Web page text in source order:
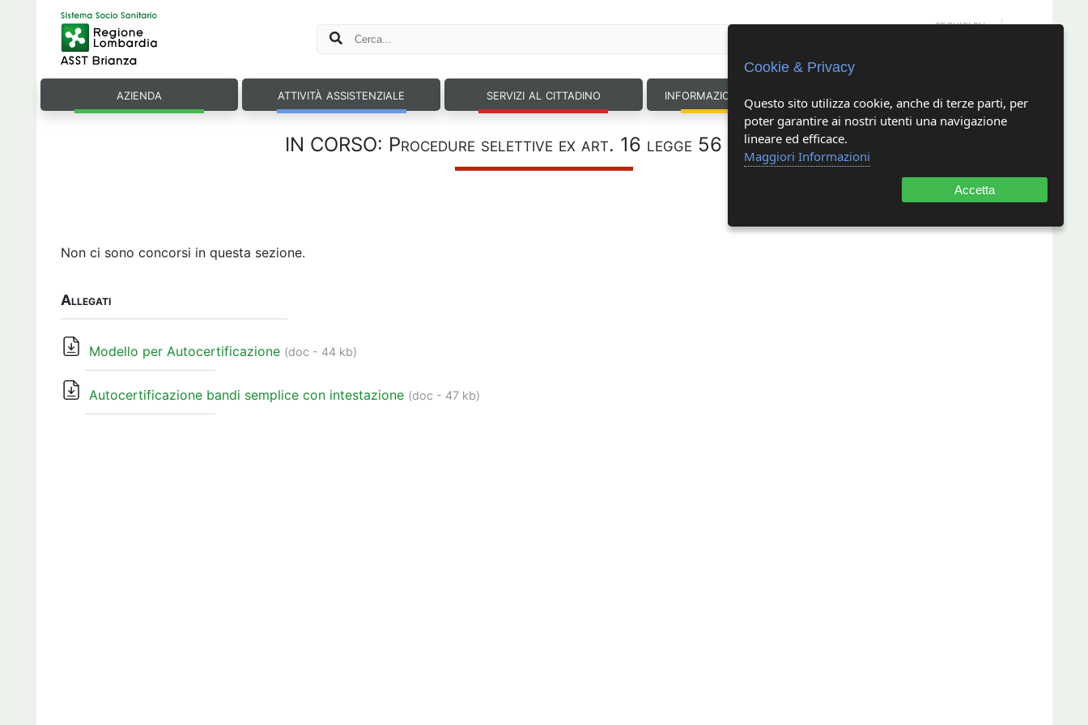
SEGUICI SU
azienda attività assistenziale servizi al cittadino informazioni e modulistica
IN CORSO: Procedure selettive ex art. 16 legge 56 del 1987
Non ci sono concorsi in questa sezione.
Allegati
Modello per Autocertificazione (doc - 44 kb)
Autocertificazione bandi semplice con intestazione (doc - 47 kb)
Cookie & Privacy
Questo sito utilizza cookie, anche di terze parti, per
poter garantire ai nostri utenti una navigazione
lineare ed efficace.
Maggiori Informazioni
Accetta